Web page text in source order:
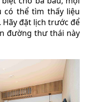
có thể tìm thấy liệu
đặt lịch trước để
đường thư thái này